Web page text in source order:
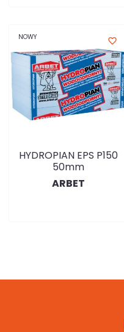
NOWY favorite_border
HYDROPIAN EPS P150
50mm
ARBET